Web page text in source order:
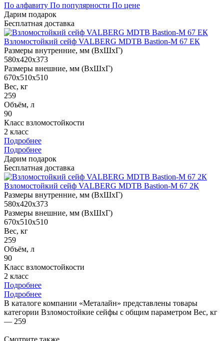
По алфавиту По популярности По цене
Дарим подарок
Бесплатная доставка
Взломостойкий сейф VALBERG MDTB Bastion-M 67 ЕК
Размеры внутренние, мм (ВхШхГ)
580x420x373
Размеры внешние, мм (ВхШхГ)
670x510x510
Вес, кг
259
Объём, л
90
Класс взломостойкости
2 класс
Подробнее
Подробнее
Дарим подарок
Бесплатная доставка
Взломостойкий сейф VALBERG MDTB Bastion-M 67 2К
Размеры внутренние, мм (ВхШхГ)
580x420x373
Размеры внешние, мм (ВхШхГ)
670x510x510
Вес, кг
259
Объём, л
90
Класс взломостойкости
2 класс
Подробнее
Подробнее
В каталоге компании «Металайн» представлены товары
категории Взломостойкие сейфы с общим параметром Вес, кг
— 259
Смотрите также